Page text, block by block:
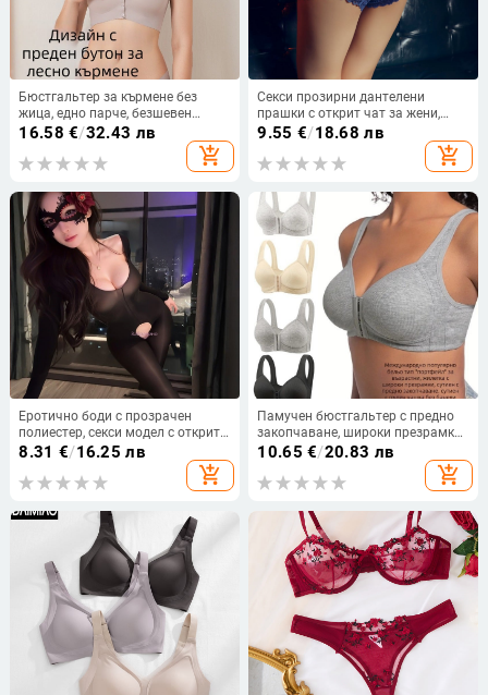
Бюстгальтер за кърмене без
жица, едно парче, безшевен
дизайн, предно закопчаване,
16.58 €/32.43 лв
add_shopping_cart
Секси прозирни дантелени
прашки с открит чат за жени,
голям размер
9.55 €/18.68 лв
add_shopping_cart
Еротично боди с прозрачен
полиестер, секси модел с открита
зона
8.31 €/16.25 лв
add_shopping_cart
Памучен бюстгальтер с предно
закопчаване, широки презрамки,
пълна чашка, без банели, за
10.65 €/20.83 лв
add_shopping_cart